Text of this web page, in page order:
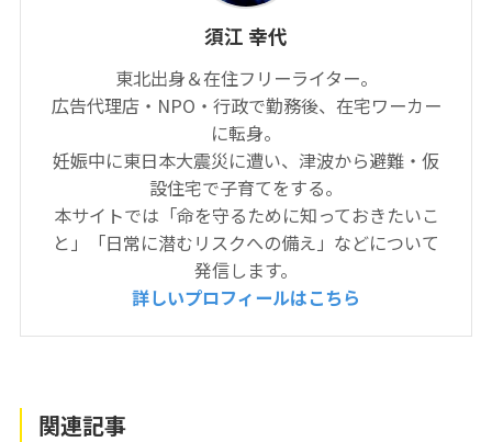
須江 幸代
東北出身＆在住フリーライター。
広告代理店・NPO・行政で勤務後、在宅ワーカー
に転身。
妊娠中に東日本大震災に遭い、津波から避難・仮
設住宅で子育てをする。
本サイトでは「命を守るために知っておきたいこ
と」「日常に潜むリスクへの備え」などについて
発信します。
詳しいプロフィールはこちら
関連記事